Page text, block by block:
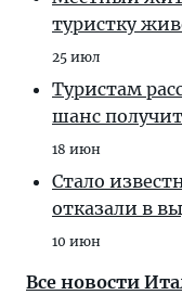
туристку
25 июл
Туристам
шанс
18 июн
Стало
отказали в
10 июн
Все новости